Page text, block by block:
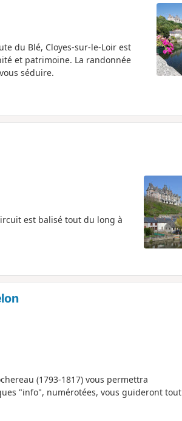
du Blé, Cloyes-sur-le-Loir est
et patrimoine. La randonnée
séduire.
est balisé tout du long à
(1793-1817) vous permettra
"info", numérotées, vous guideront tout